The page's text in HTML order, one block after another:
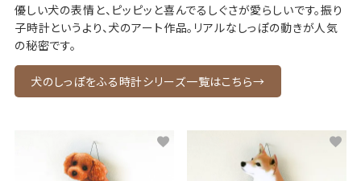
優しい犬の表情と、ピッピッと喜んでるしぐさが愛らしいです。振り
子時計というより、犬のアート作品。リアルなしっぽの動きが人気
の秘密です。
犬のしっぽをふる時計シリーズ一覧はこちら→